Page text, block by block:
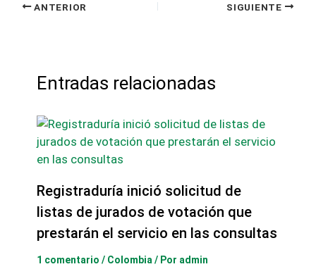
ANTERIOR SIGUIENTE
Entradas relacionadas
Registraduría inició solicitud de
listas de jurados de votación que
prestarán el servicio en las consultas
1 comentario / Colombia/ Por admin